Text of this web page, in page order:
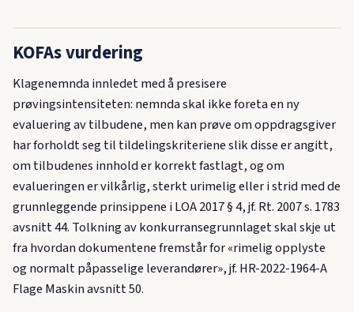
KOFAs vurdering
Klagenemnda innledet med å presisere
prøvingsintensiteten: nemnda skal ikke foreta en ny
evaluering av tilbudene, men kan prøve om oppdragsgiver
har forholdt seg til tildelingskriteriene slik disse er angitt,
om tilbudenes innhold er korrekt fastlagt, og om
evalueringen er vilkårlig, sterkt urimelig eller i strid med de
grunnleggende prinsippene i LOA 2017 § 4, jf. Rt. 2007 s. 1783
avsnitt 44. Tolkning av konkurransegrunnlaget skal skje ut
fra hvordan dokumentene fremstår for «rimelig opplyste
og normalt påpasselige leverandører», jf. HR-2022-1964-A
Flage Maskin avsnitt 50.